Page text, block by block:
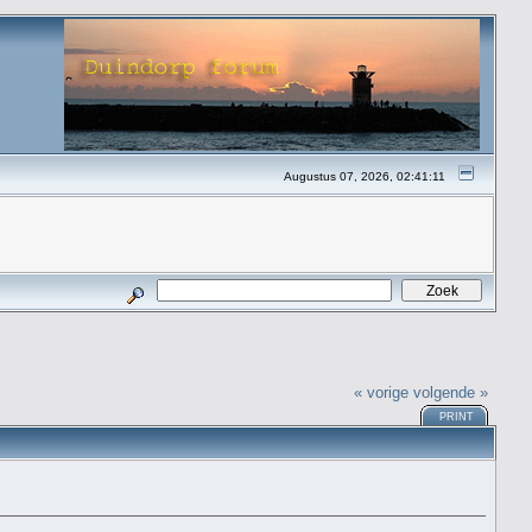
Augustus 07, 2026, 02:41:11
« vorige volgende »
PRINT